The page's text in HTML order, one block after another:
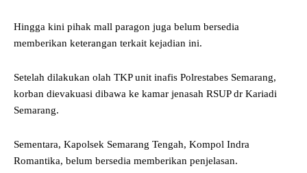
Hingga kini pihak mall paragon juga belum bersedia
memberikan keterangan terkait kejadian ini.
Setelah dilakukan olah TKP unit inafis Polrestabes Semarang,
korban dievakuasi dibawa ke kamar jenasah RSUP dr Kariadi
Semarang.
Sementara, Kapolsek Semarang Tengah, Kompol Indra
Romantika, belum bersedia memberikan penjelasan.